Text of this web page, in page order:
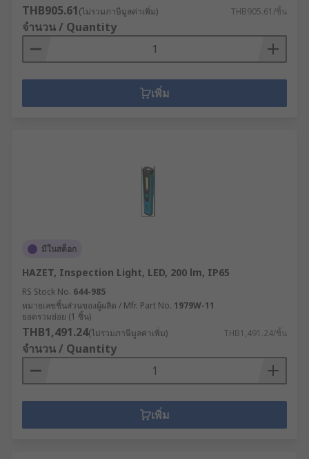
THB905.61(ไม่รวมภาษีมูลค่าเพิ่ม) THB905.61/ชิ้น
จำนวน / Quantity
เพิ่ม
มีในสต็อก
HAZET, Inspection Light, LED, 200 lm, IP65
RS Stock No. 644-985
หมายเลขชิ้นส่วนของผู้ผลิต / Mfr. Part No. 1979W-11
ยอดรวมย่อย (1 ชิ้น)
THB1,491.24(ไม่รวมภาษีมูลค่าเพิ่ม) THB1,491.24/ชิ้น
จำนวน / Quantity
เพิ่ม